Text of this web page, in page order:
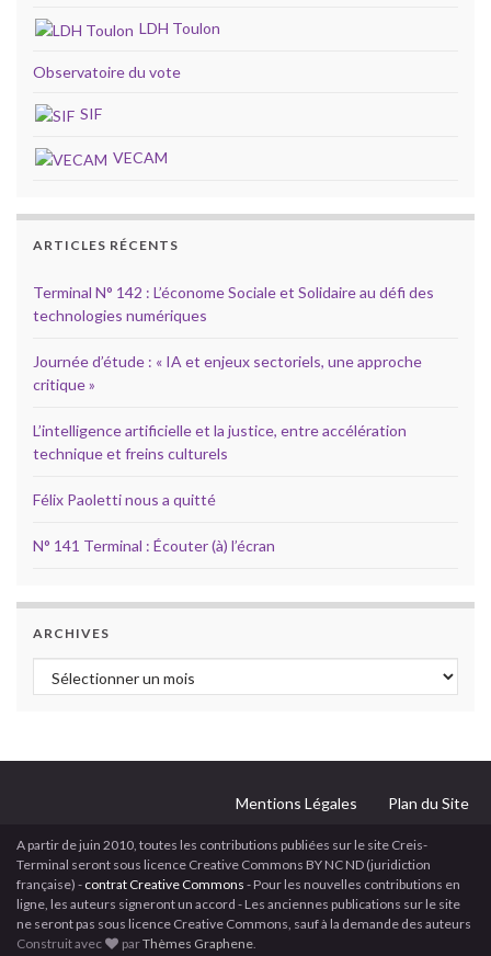
LDH Toulon
Observatoire du vote
SIF
VECAM
ARTICLES RÉCENTS
Terminal N° 142 : L’économe Sociale et Solidaire au défi des
technologies numériques
Journée d’étude : « IA et enjeux sectoriels, une approche
critique »
L’intelligence artificielle et la justice, entre accélération
technique et freins culturels
Félix Paoletti nous a quitté
N° 141 Terminal : Écouter (à) l’écran
ARCHIVES
Archives
Mentions Légales Plan du Site
A partir de juin 2010, toutes les contributions publiées sur le site Creis-
Terminal seront sous licence Creative Commons BY NC ND (juridiction
française) - contrat Creative Commons - Pour les nouvelles contributions en
ligne, les auteurs signeront un accord - Les anciennes publications sur le site
ne seront pas sous licence Creative Commons, sauf à la demande des auteurs
Construit avec
parThèmes Graphene